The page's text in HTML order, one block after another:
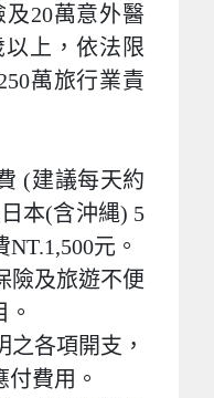
及20萬意外醫
上，依法限
萬旅行業責
(建議每天約
本(含沖縄) 5
元。
險及旅遊不便
各項開支，
費用。